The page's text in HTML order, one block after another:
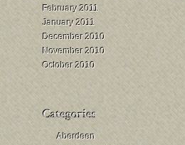
February 2011
January 2011
December 2010
November 2010
October 2010
Aberdeen